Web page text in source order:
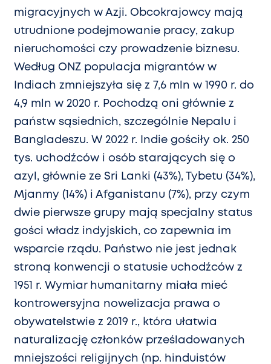
migracyjnych w Azji. Obcokrajowcy mają
utrudnione podejmowanie pracy, zakup
nieruchomości czy prowadzenie biznesu.
Według ONZ populacja migrantów w
Indiach zmniejszyła się z 7,6 mln w 1990 r. do
4,9 mln w 2020 r. Pochodzą oni głównie z
państw sąsiednich, szczególnie Nepalu i
Bangladeszu. W 2022 r. Indie gościły ok. 250
tys. uchodźców i osób starających się o
azyl, głównie ze Sri Lanki (43%), Tybetu (34%),
Mjanmy (14%) i Afganistanu (7%), przy czym
dwie pierwsze grupy mają specjalny status
gości władz indyjskich, co zapewnia im
wsparcie rządu. Państwo nie jest jednak
stroną konwencji o statusie uchodźców z
1951 r. Wymiar humanitarny miała mieć
kontrowersyjna nowelizacja prawa o
obywatelstwie z 2019 r., która ułatwia
naturalizację członków prześladowanych
mniejszości religijnych (np. hinduistów